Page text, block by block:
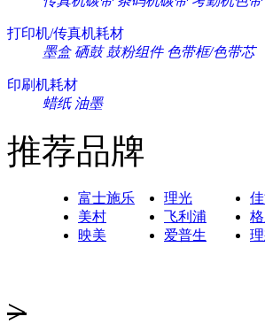
打印机/传真机耗材
墨盒 硒鼓 鼓粉组件 色带框/色带芯
印刷机耗材
蜡纸 油墨
推荐品牌
富士施乐 理光
美村
飞利浦
映美
爱普生
>